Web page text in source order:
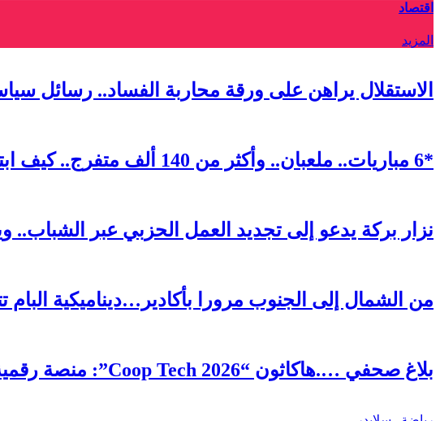
اقتصاد
المزيد
الاستقلال يراهن على ورقة محاربة الفساد.. رسائل
*6 مباريات.. ملعبان.. وأكثر من 140 ألف متفرج.. كيف ابتكرت الرباط أول “فان زون” استثنائية في مونديال 2026*
نزار بركة يدعو إلى تجديد العمل الحزبي عبر الشباب..
من الشمال إلى الجنوب مرورا بأكادير…ديناميكية البام
بلاغ صحفي ….هاكاثون “Coop Tech 2026”: منصة رقمية رائدة لتعزيز الذكاء الجماعي وتحقيق التنمية المحلية بمديونة